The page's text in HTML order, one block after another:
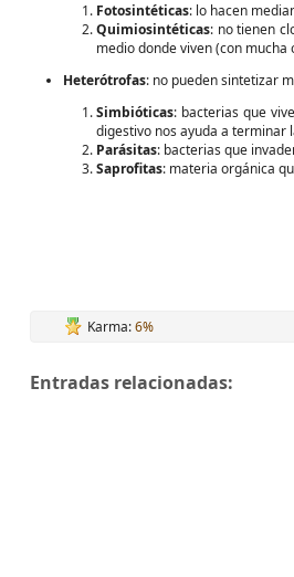
Fotosintéticas: lo hacen
Quimiosintéticas: no tienen
medio donde viven (con mucha
Heterótrofas: no pueden sintetizar
Simbióticas: bacterias que
digestivo nos ayuda a terminar
Parásitas: bacterias que
Saprofitas: materia orgánica
Karma:6%
Entradas relacionadas: